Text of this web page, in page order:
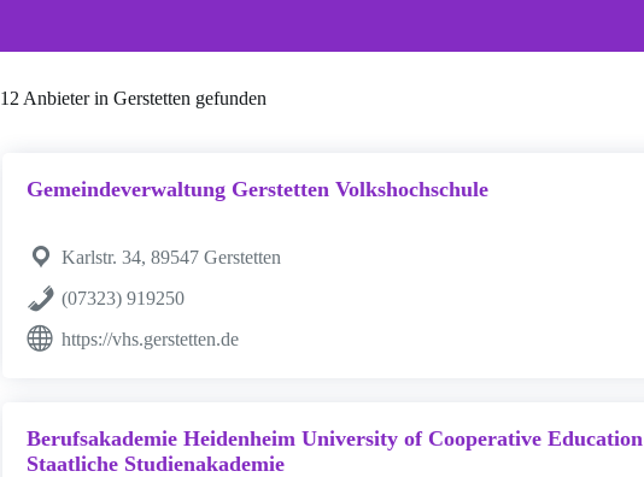
12 Anbieter in Gerstetten gefunden
Gemeindeverwaltung Gerstetten Volkshochschule
Karlstr. 34, 89547 Gerstetten
(07323) 919250
https://vhs.gerstetten.de
Berufsakademie Heidenheim University of Cooperative Education
Staatliche Studienakademie